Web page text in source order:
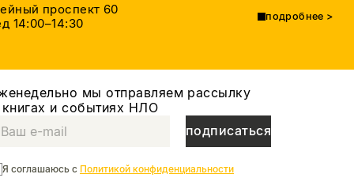
проспект 60
14:00–14:30 подробнее >
мы отправляем рассылку
и событиях НЛО
подписаться
Я соглашаюсь с Политикой конфиденциальности